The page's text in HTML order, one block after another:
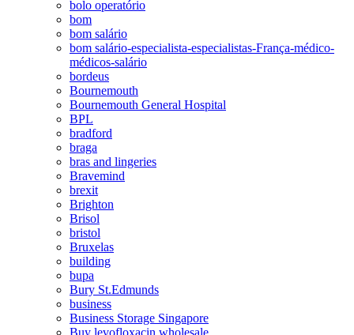
bolo operatório
bom
bom salário
bom salário-especialista-especialistas-França-médico-
médicos-salário
bordeus
Bournemouth
Bournemouth General Hospital
BPL
bradford
braga
bras and lingeries
Bravemind
brexit
Brighton
Brisol
bristol
Bruxelas
building
bupa
Bury St.Edmunds
business
Business Storage Singapore
Buy levofloxacin wholesale